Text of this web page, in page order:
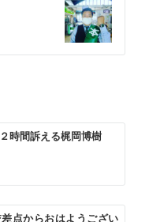
時間訴える梶岡博樹
点からおはようござい